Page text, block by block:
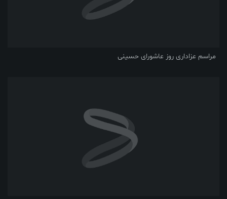
مراسم عزاداری روز عاشورای حسینی